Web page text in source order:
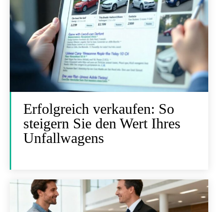
Erfolgreich verkaufen: So
steigern Sie den Wert Ihres
Unfallwagens